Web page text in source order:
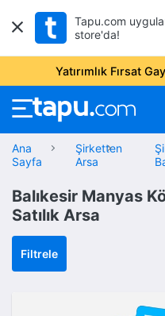
Tapu.com
store'da!
Yatırımlık Fırsat
Ana
Sayfa
Şirketten
Arsa
Balıkesir Manyas
Satılık Arsa
Filtrele